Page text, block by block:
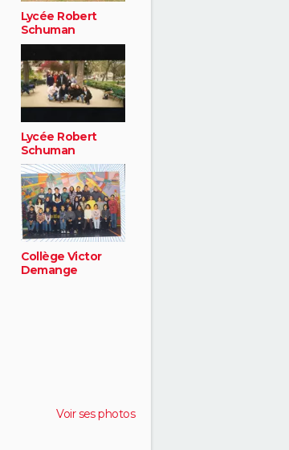
Lycée Robert
Schuman
Lycée Robert
Schuman
Collège Victor
Demange
Voir ses photos